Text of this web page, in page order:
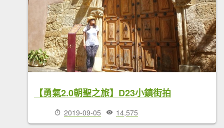
【勇氣2.0朝聖之旅】D23小鎮街拍
2019-09-05 14,575